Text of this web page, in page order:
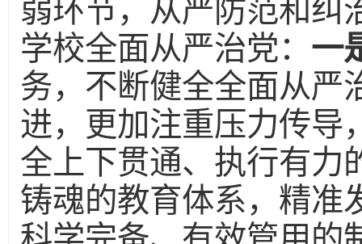
弱环节，从严防范和纠
学校全面从严治党： 一
务，不断健全全面从严
进，更加注重压力传导
全上下贯通、执行有力
铸魂的教育体系，精准